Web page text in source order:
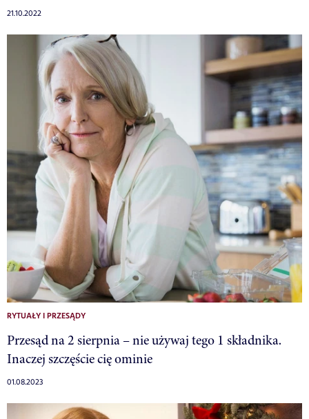
21.10.2022
RYTUAŁY I PRZESĄDY
Przesąd na 2 sierpnia – nie używaj tego 1 składnika.
Inaczej szczęście cię ominie
01.08.2023